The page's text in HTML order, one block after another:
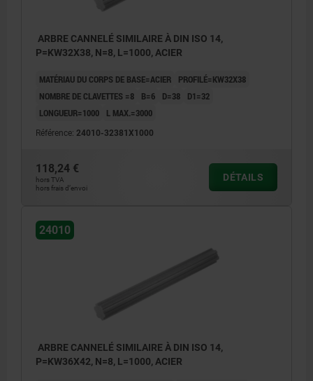
ARBRE CANNELÉ SIMILAIRE À DIN ISO 14,
P=KW32X38, N=8, L=1000, ACIER
MATÉRIAU DU CORPS DE BASE=ACIER
PROFILÉ=KW32X38
NOMBRE DE CLAVETTES =8
B=6 D=38
D1=32
LONGUEUR=1000
L MAX.=3000
Référence: 24010-32381X1000
118,24 €
hors TVA
hors frais d’envoi
DÉTAILS
24010
ARBRE CANNELÉ SIMILAIRE À DIN ISO 14,
P=KW36X42, N=8, L=1000, ACIER